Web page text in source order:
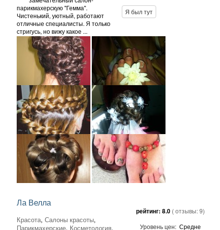
парикмахерскую "Гемма".
Чистенький, уютный, работают
отличные специалисты. Я только
стригусь, но вижу какое ...
Я был тут
Ла Велла
Красота, Салоны красоты,
Парикмахерские, Косметология,
рейтинг: 8.0 ( отзывы:9)
Уровень цен: Средне